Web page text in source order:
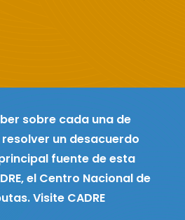
sobre cada una de
un desacuerdo
fuente de esta
el Centro Nacional de
Visite CADRE